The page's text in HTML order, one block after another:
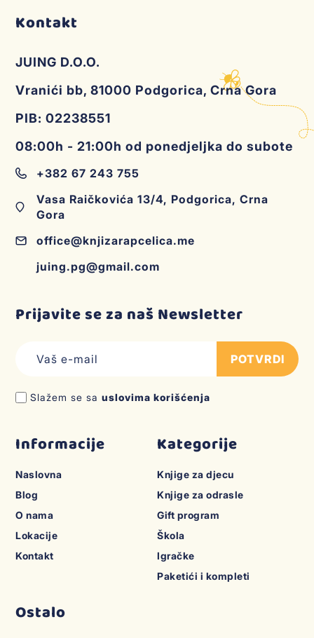
Kontakt
JUING D.O.O.
Vranići bb, 81000 Podgorica, Crna Gora
PIB: 02238551
08:00h - 21:00h od ponedjeljka do subote
+382 67 243 755
Vasa Raičkovića 13/4, Podgorica, Crna
Gora
office@knjizarapcelica.me
juing.pg@gmail.com
Prijavite se za naš Newsletter
POTVRDI
Slažem se sauslovima korišćenja
Informacije
Naslovna
Blog
O nama
Lokacije
Kontakt
Kategorije
Knjige za djecu
Knjige za odrasle
Gift program
Škola
Igračke
Paketići i kompleti
Ostalo